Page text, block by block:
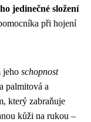
jedinečné složení
při hojení
jeho schopnost
palmitová a
který zabraňuje
kůži na rukou –